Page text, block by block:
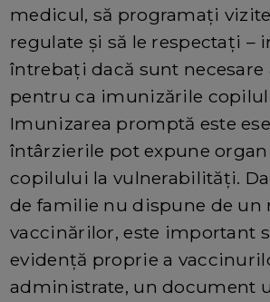
medicul, să programați
regulate și să le respectați –
întrebați dacă sunt necesare
pentru ca imunizările
Imunizarea promptă este
întârzierile pot expune
copilului la vulnerabilități.
de familie nu dispune de un
vaccinărilor, este important
evidență proprie a
administrate, un document